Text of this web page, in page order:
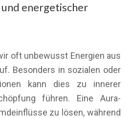
energetischer
oft unbewusst Energien aus
Besonders in sozialen oder
kann dies zu innerer
führen. Eine Aura-
zu lösen, während